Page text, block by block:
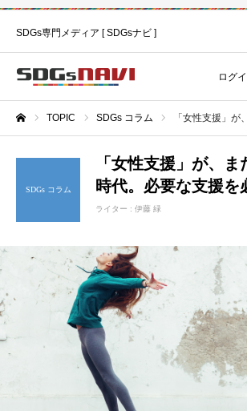
SDGs専門メディア [ SDGsナビ ]
ログ
TOPIC SDGs コラム 「女性支援」が、まだまだ必
SDGs コラム
「女性支援」が、
時代。必要な支援を
ライター : 伊藤 緑